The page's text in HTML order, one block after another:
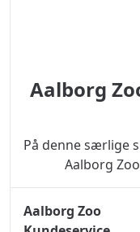
Aalborg
På denne særlige
Aalborg
kampagner.Brug
eller
Aalborg Zoo